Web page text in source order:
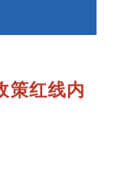
策红线内